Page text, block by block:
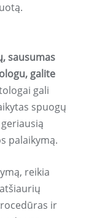
sausumas
galite
gali
spuogų
palaikymą.
reikia
ir